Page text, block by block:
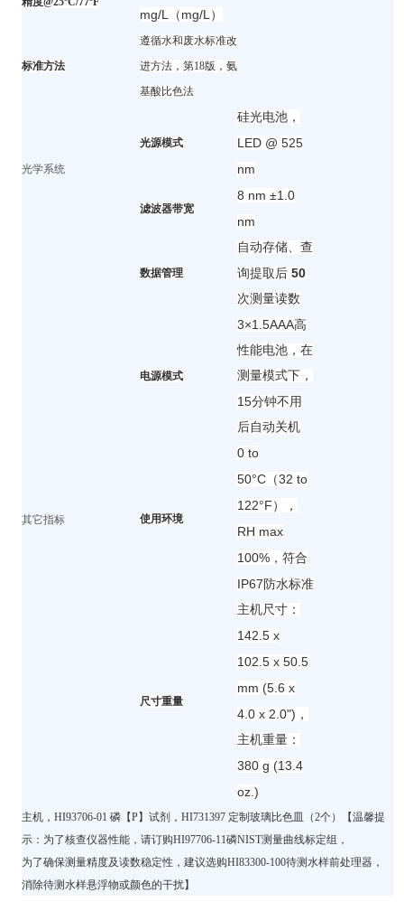
mg/L（mg/L）
标准方法
遵循水和废水标准改
进方法，第18版， 氨
基酸比色法
光学系统
光源模式
硅光电池，
LED @ 525
nm
滤波器带宽
8 nm ±1.0
nm
其它指标
数据管理
自动存储、查
询提取后 50
次测量读数
电源模式
3×1.5AAA高
性能电池，在
测量模式下，
15分钟不用
后自动关机
使用环境
0 to
50°C（32 to
122°F），
RH max
100%， 符合
IP67 防水标准
尺寸重量
主机尺寸：
142.5 x
102.5 x 50.5
mm (5.6 x
4.0 x 2.0")，
主机重量：
380 g (13.4
oz.)
主机，HI93706-01 磷【P】试剂，HI731397 定制玻璃比色皿（2个）
【温馨提
示：为了核查仪器性能，请订购HI97706-11磷NIST测量曲线标定组，
为了确保测量精度及读数稳定性，建议选购HI83300-100待测水样前处理器，
消除待测水样悬浮物或颜色的干扰】